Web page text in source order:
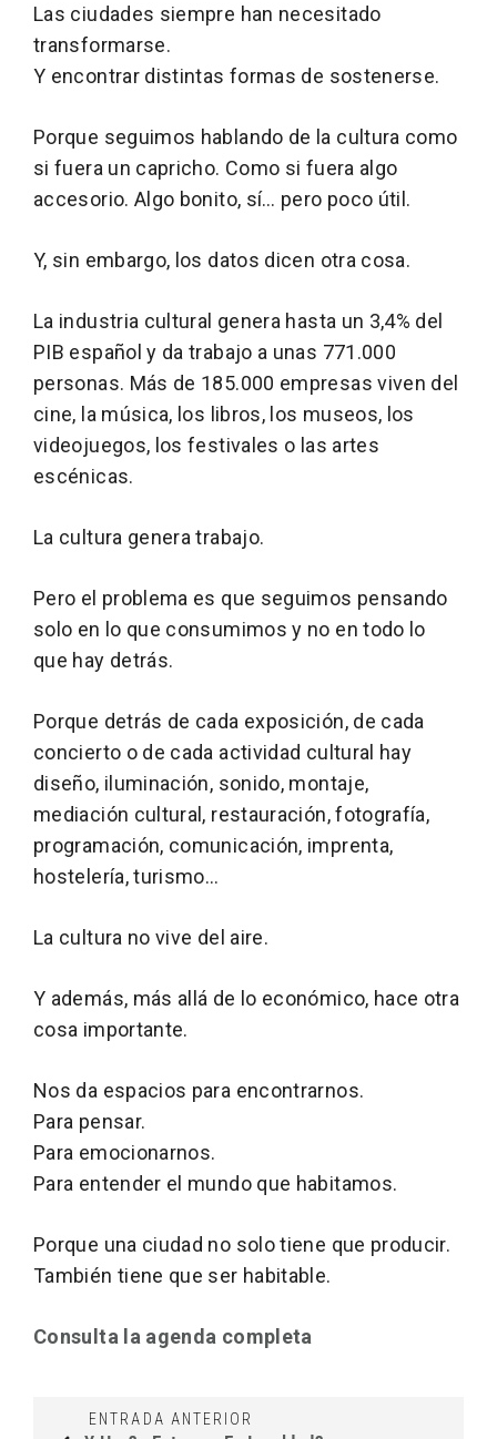
Las ciudades siempre han necesitado
transformarse.
Y encontrar distintas formas de sostenerse.
Porque seguimos hablando de la cultura como
si fuera un capricho. Como si fuera algo
accesorio. Algo bonito, sí… pero poco útil.
Y, sin embargo, los datos dicen otra cosa.
La industria cultural genera hasta un 3,4% del
PIB español y da trabajo a unas 771.000
personas. Más de 185.000 empresas viven del
cine, la música, los libros, los museos, los
videojuegos, los festivales o las artes
escénicas.
La cultura genera trabajo.
Pero el problema es que seguimos pensando
solo en lo que consumimos y no en todo lo
que hay detrás.
Porque detrás de cada exposición, de cada
concierto o de cada actividad cultural hay
diseño, iluminación, sonido, montaje,
mediación cultural, restauración, fotografía,
programación, comunicación, imprenta,
hostelería, turismo…
La cultura no vive del aire.
Y además, más allá de lo económico, hace otra
cosa importante.
Nos da espacios para encontrarnos.
Para pensar.
Para emocionarnos.
Para entender el mundo que habitamos.
Porque una ciudad no solo tiene que producir.
También tiene que ser habitable.
Consulta la agenda completa
ENTRADA ANTERIOR